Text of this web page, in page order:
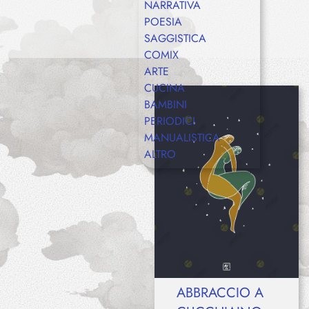
NARRATIVA
POESIA
SAGGISTICA
COMIX
ARTE
CUCINA
BAMBINI
PERIODICI
MANUALISTICA
ALTRO
ABBRACCIO A